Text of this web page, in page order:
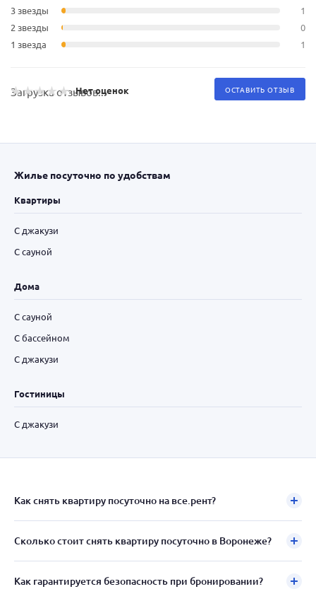
3 звезды
1
2 звезды
0
1 звезда
1
Нет оценок ОСТАВИТЬ ОТЗЫВ
Загрузка отзывов...
Жилье посуточно по удобствам
Квартиры
С джакузи
С сауной
Дома
С сауной
С бассейном
С джакузи
Гостиницы
С джакузи
Как снять квартиру посуточно на все.рент?
Сколько стоит снять квартиру посуточно в Воронеже?
Как гарантируется безопасность при бронировании?